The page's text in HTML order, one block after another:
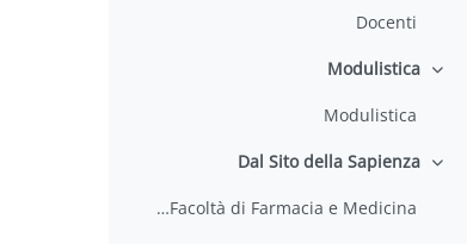
Docenti
طيModulistica
Modulistica
طيDal Sito della Sapienza
Corsi di Laurea della Facoltà di Farmacia e Medicina